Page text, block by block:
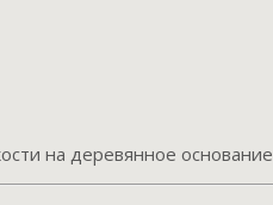
на деревянное